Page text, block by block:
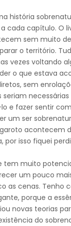
história
cada capítulo. O
sem muito
o território.
vezes voltando
o que estava
sem
seriam
e fazer sentir
um ser
acontecem
por isso fiquei
muito
um pouco
as cenas. Tenho
porque a
novas teorias
do